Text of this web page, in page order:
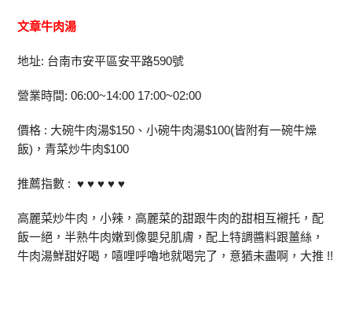
文章牛肉湯
地址: 台南市安平區安平路590號
營業時間: 06:00~14:00 17:00~02:00
價格 : 大碗牛肉湯$150、小碗牛肉湯$100(皆附有一碗牛燥
飯)，青菜炒牛肉$100
推薦指數 : ♥ ♥ ♥ ♥ ♥
高麗菜炒牛肉，小辣，高麗菜的甜跟牛肉的甜相互襯托，配
飯一絕，半熟牛肉嫩到像嬰兒肌膚，配上特調醬料跟薑絲，
牛肉湯鮮甜好喝，嘻哩呼嚕地就喝完了，意猶未盡啊，大推 !!